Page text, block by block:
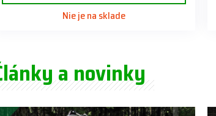
Nie je na sklade
a novinky